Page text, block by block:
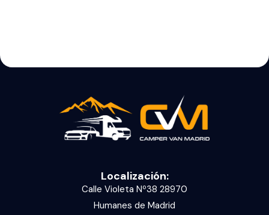
Localización:
Calle Violeta Nº38 28970
Humanes de Madrid